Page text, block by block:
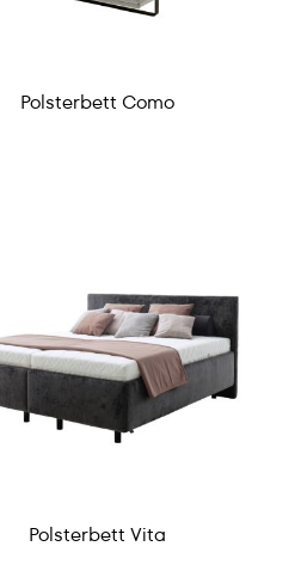
Polsterbett Como
Polsterbett Vita